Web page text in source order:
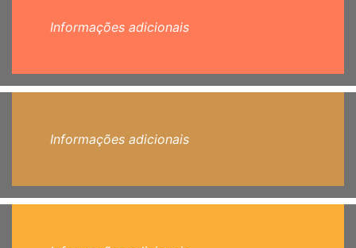
Informações adicionais
Informações adicionais